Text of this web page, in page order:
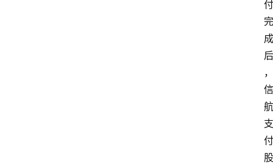
付
完
成
后
，
信
航
支
付
股